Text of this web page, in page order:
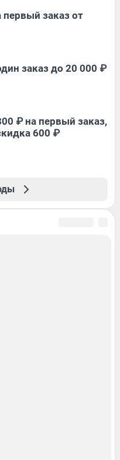
заказ от
заказ до 20 000 ₽
₽ на первый заказ,
600 ₽